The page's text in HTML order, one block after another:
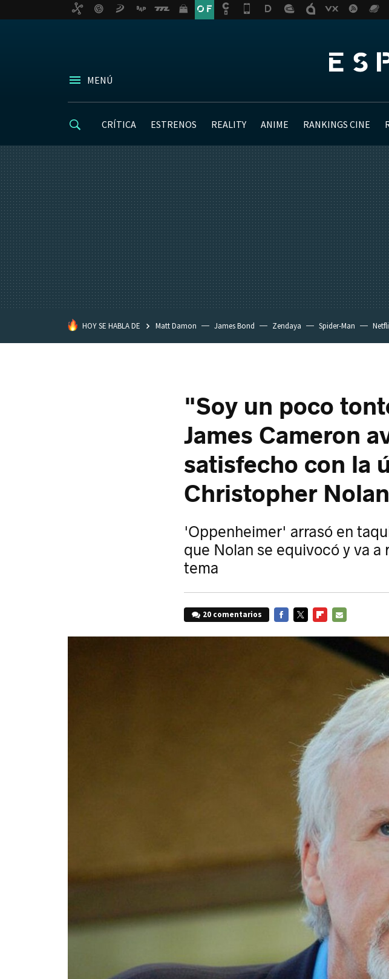
MENÚ
CRÍTICA ESTRENOS REALITY ANIME RANKINGS CINE
HOY SE HABLA DE Matt Damon James Bond Zendaya Spider-Man
"Soy un poco
James Cameron
satisfecho con la
Christopher
'Oppenheimer' arrasó en
que Nolan se equivocó y va
tema
20 comentarios